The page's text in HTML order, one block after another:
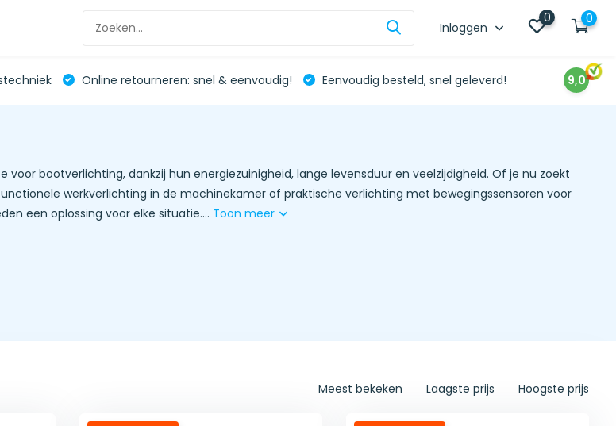
Inloggen
0 0
Online retourneren: snel & eenvoudig! Eenvoudig besteld, snel geleverd! 9,0
voor bootverlichting, dankzij hun energiezuinigheid, lange levensduur en veelzijdigheid. Of je nu zoekt
werkverlichting in de machinekamer of praktische verlichting met bewegingssensoren voor
een oplossing voor elke situatie.... Toon meer
Meest bekeken Laagste prijs Hoogste prijs